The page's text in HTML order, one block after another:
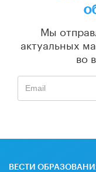
Мы
актуальных
во
ВЕСТИ